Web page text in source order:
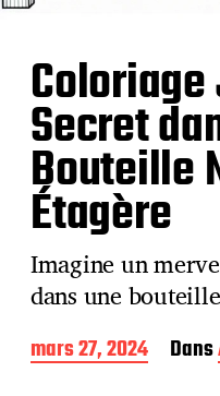
Secret
Bouteille
Étagère
Imagine un
dans une
D
a
mars 27, 2024 Dans